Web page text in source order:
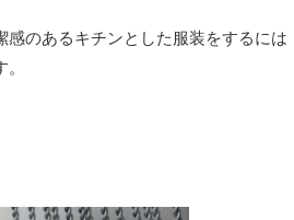
感のあるキチンとした服装をするに